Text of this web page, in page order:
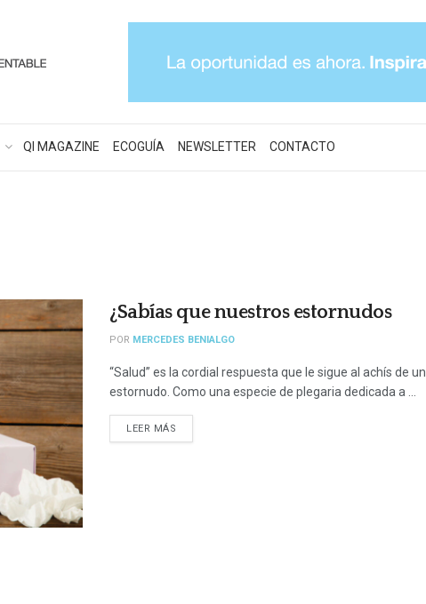
QI MAGAZINE ECOGUÍA NEWSLETTER CONTACTO
¿Sabías que nuestros estornudos
POR MERCEDES BENIALGO
“Salud” es la cordial respuesta que le sigue al achís de un
estornudo. Como una especie de plegaria dedicada a ...
LEER MÁS